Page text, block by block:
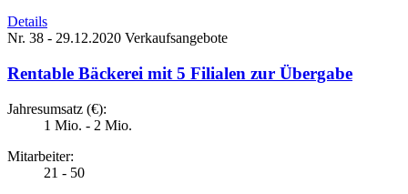
Details
Nr. 38 - 29.12.2020 Verkaufsangebote
Rentable Bäckerei mit 5 Filialen zur Übergabe
Jahresumsatz (€):
1 Mio. - 2 Mio.
Mitarbeiter:
21 - 50